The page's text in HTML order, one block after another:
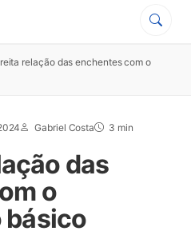
relação das enchentes com o
Gabriel Costa 3 min
das
o
básico